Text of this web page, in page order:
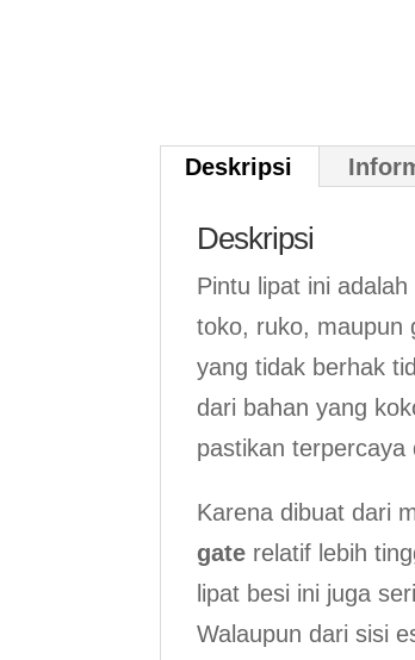
Deskripsi
Deskripsi
Pintu lipat ini
toko, ruko, maupun
yang tidak berhak
dari bahan yang
pastikan terpercaya
Karena dibuat dari
gate relatif lebih
lipat besi ini juga
Walaupun dari sisi